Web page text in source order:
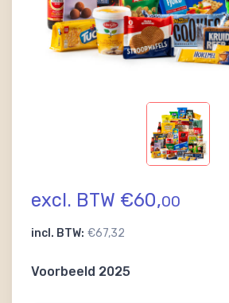
excl. BTW €60,00
incl. BTW: €67,32
Voorbeeld 2025